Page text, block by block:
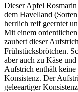
Dieser Apfel
dem Havelland
herrlich reif geerntet
Mit einem
zaubert dieser
Frühstücksbrötchen.
aber auch zu Käse
Aufstrich enthält
Konsistenz. Der
geleeartiger